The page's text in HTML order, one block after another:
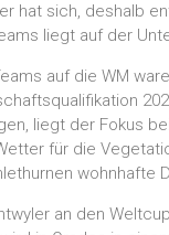
hat sich, deshalb
liegt auf der
auf die WM
liegt der Fokus
für die
wohnhafte
an den